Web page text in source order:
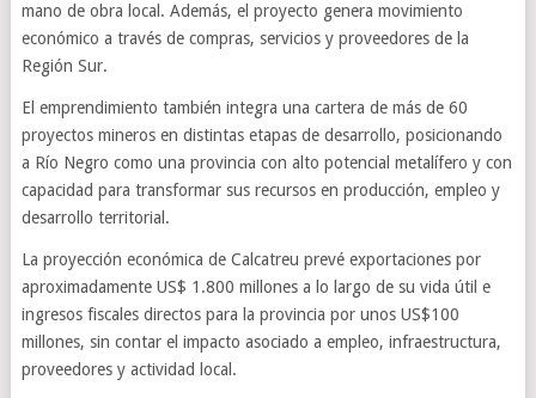
mano de obra local. Además, el proyecto genera movimiento
económico a través de compras, servicios y proveedores de la
Región Sur.
El emprendimiento también integra una cartera de más de 60
proyectos mineros en distintas etapas de desarrollo, posicionando
a Río Negro como una provincia con alto potencial metalífero y con
capacidad para transformar sus recursos en producción, empleo y
desarrollo territorial.
La proyección económica de Calcatreu prevé exportaciones por
aproximadamente US$ 1.800 millones a lo largo de su vida útil e
ingresos fiscales directos para la provincia por unos US$100
millones, sin contar el impacto asociado a empleo, infraestructura,
proveedores y actividad local.